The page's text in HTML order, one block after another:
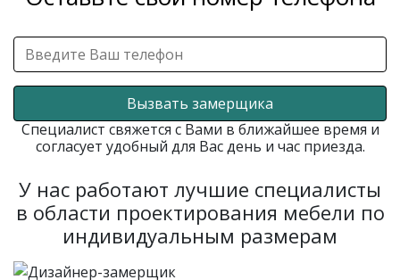
Вызвать замерщика
Специалист свяжется с Вами в ближайшее время и
согласует удобный для Вас день и час приезда.
У нас работают лучшие специалисты
в области проектирования мебели по
индивидуальным размерам